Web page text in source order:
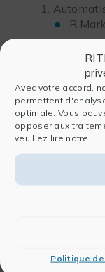
Avec votre accord,
permettent
optimale. Vous
opposer aux
veuillez lire notre
Politique
R
Atelier
TÉLÉCHARGER LE